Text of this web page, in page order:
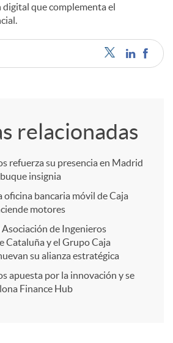
que complementa el
relacionadas
refuerza su presencia en Madrid
insignia
oficina bancaria móvil de Caja
motores
Asociación de Ingenieros
Cataluña y el Grupo Caja
su alianza estratégica
apuesta por la innovación y se
Finance Hub